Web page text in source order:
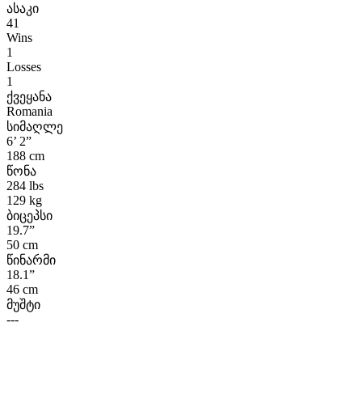
ასაკი
41
Wins
1
Losses
1
ქვეყანა
Romania
სიმაღლე
6’ 2”
188 cm
წონა
284 lbs
129 kg
ბიცეპსი
19.7”
50 cm
წინარმი
18.1”
46 cm
მუშტი
---